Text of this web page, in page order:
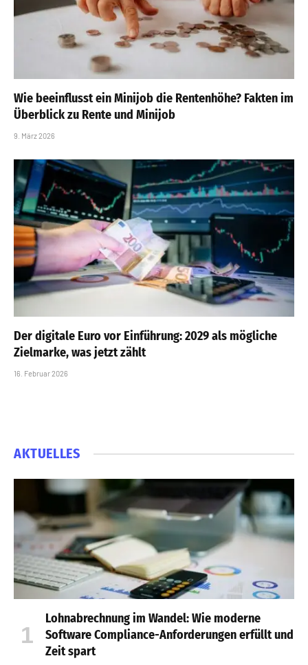
Wie beeinflusst ein Minijob die Rentenhöhe? Fakten im
Überblick zu Rente und Minijob
9. März 2026
Der digitale Euro vor Einführung: 2029 als mögliche
Zielmarke, was jetzt zählt
16. Februar 2026
AKTUELLES
Lohnabrechnung im Wandel: Wie moderne
Software Compliance-Anforderungen erfüllt und
Zeit spart